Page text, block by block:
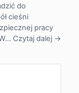
do
cieśni
pracy
Czytaj dalej →